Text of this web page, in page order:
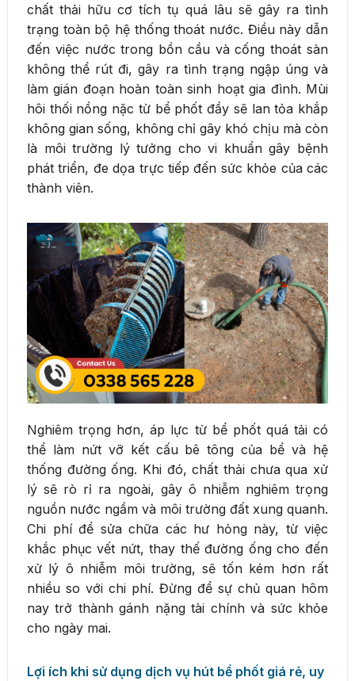
chất thải hữu cơ tích tụ quá lâu sẽ gây ra tình
trạng toàn bộ hệ thống thoát nước. Điều này dẫn
đến việc nước trong bồn cầu và cống thoát sàn
không thể rút đi, gây ra tình trạng ngập úng và
làm gián đoạn hoàn toàn sinh hoạt gia đình. Mùi
hôi thối nồng nặc từ bể phốt đầy sẽ lan tỏa khắp
không gian sống, không chỉ gây khó chịu mà còn
là môi trường lý tưởng cho vi khuẩn gây bệnh
phát triển, đe dọa trực tiếp đến sức khỏe của các
thành viên.
Nghiêm trọng hơn, áp lực từ bể phốt quá tải có
thể làm nứt vỡ kết cấu bê tông của bể và hệ
thống đường ống. Khi đó, chất thải chưa qua xử
lý sẽ rò rỉ ra ngoài, gây ô nhiễm nghiêm trọng
nguồn nước ngầm và môi trường đất xung quanh.
Chi phí để sửa chữa các hư hỏng này, từ việc
khắc phục vết nứt, thay thế đường ống cho đến
xử lý ô nhiễm môi trường, sẽ tốn kém hơn rất
nhiều so với chi phí. Đừng để sự chủ quan hôm
nay trở thành gánh nặng tài chính và sức khỏe
cho ngày mai.
Lợi ích khi sử dụng dịch vụ hút bể phốt giá rẻ, uy